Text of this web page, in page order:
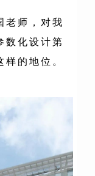
老师，对我
数化设计第
的地位。